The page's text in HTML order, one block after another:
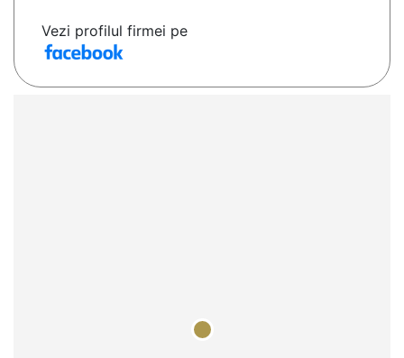
Vezi profilul firmei pe